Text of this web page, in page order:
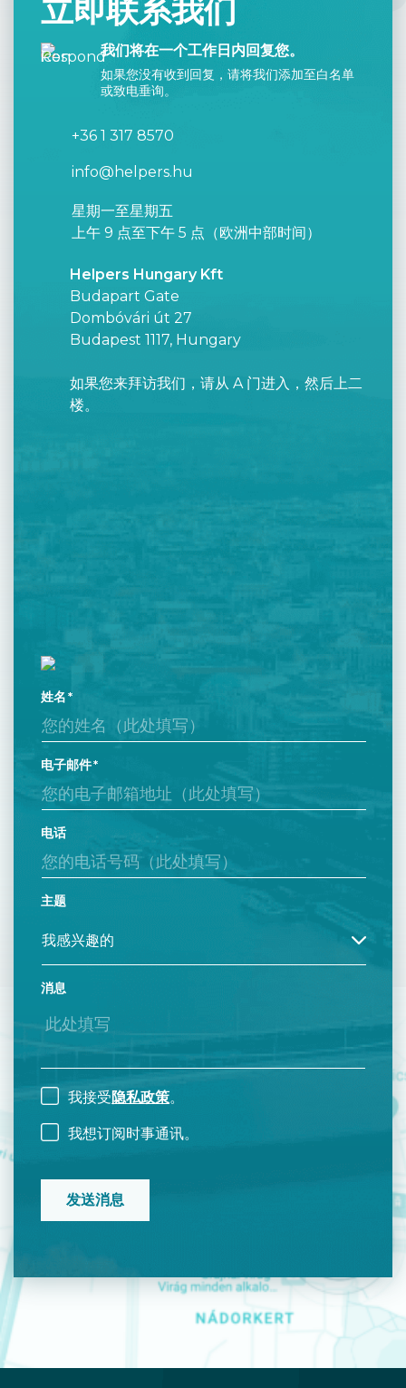
立即联系我们
我们将在一个工作日内回复您。
如果您没有收到回复，请将我们添加至白名单
或致电垂询。
+36 1 317 8570
info@helpers.hu
星期一至星期五
上午 9 点至下午 5 点（欧洲中部时间）
Helpers Hungary Kft
Budapart Gate
Dombóvári út 27
Budapest 1117, Hungary
如果您来拜访我们，请从 A 门进入，然后上二
楼。
姓名
电子邮件
电话
主题
消息
我接受隐私政策。
我想订阅时事通讯。